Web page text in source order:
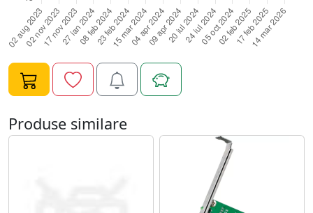
si protocoale IEEE 802.3, 802.3u, 802.3ab, 802.3x, 802.1q,
802.1p CSMA/CD, TCP/IP, PCI Revizia 2.1/2.2 Interfata
PCIe 32-bit 1 port RJ45 10/100/1000Mbps Medii de retea
10BASE-T:cablu UTP cat. 3, 4, 5 (maxim 100m) STP
EIA/TIA-568 100O (maxim 100m) 100BASE-TX: cablu UTP
cat. 5, 5e (maxim 100m) STP EIA/TIA-568 100O (maxim
100m) 1000Base-T: cablu UTP cat. 5, 5e (maxim 100m)
Rate transfer 10/100/1000Mbps pentru modul Half-
Duplex 20/200/2000Mbps pentru modul Full-Duplex
Indicator LED 1000Mbps Link/Act, 100Mbps Link/Act, 10
Link/Act, Duplex Control al fluxului Control Flux IEEE
802.3x (Full-Duplex) ALTELE Certificari CE, FCC, RoHS
Produse similare